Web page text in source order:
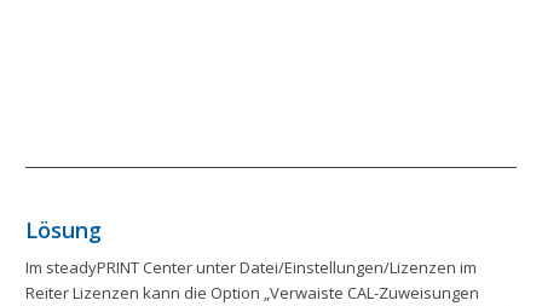
Lösung
Im steadyPRINT Center unter Datei/Einstellungen/Lizenzen im
Reiter Lizenzen kann die Option „Verwaiste CAL-Zuweisungen